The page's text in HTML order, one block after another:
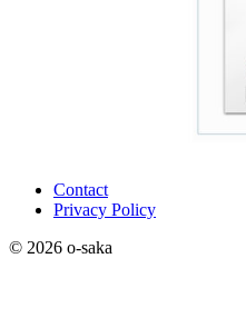
Contact
Privacy Policy
© 2026 o-saka